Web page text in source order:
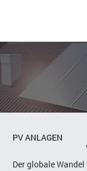
PV ANLAGEN
Der globale